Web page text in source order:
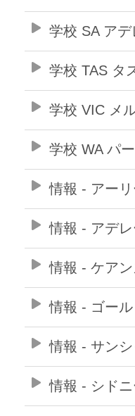
学校 SA ア
学校 TAS タ
学校 VIC メ
学校 WA パ
情報 - アー
情報 - アデ
情報 - ケア
情報 - ゴー
情報 - サン
情報 - シド